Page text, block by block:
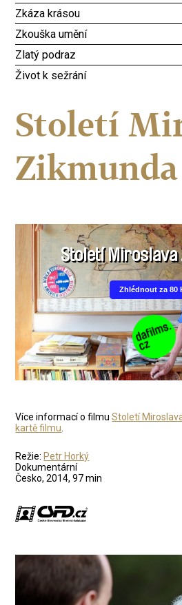
Zkáza krásou
Zkouška umění
Zlatý podraz
Život k sežrání
Století
Zikmunda
Více informací o filmuStoletí
kartě filmu
Režie: Petr Horký
Dokumentární
Česko, 2014, 97 min